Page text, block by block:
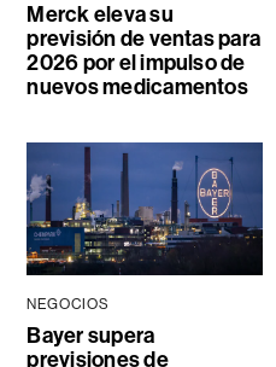
Merck eleva su
previsión de ventas para
2026 por el impulso de
nuevos medicamentos
NEGOCIOS
Bayer supera
previsiones de